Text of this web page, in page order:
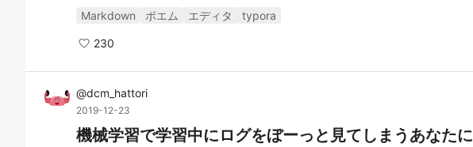
Markdown ポエム エディタ typora
230
@dcm_hattori
2019-12-23
機械学習で学習中にログをぼーっと見てしまうあなたに 〜 LightGBMで筋ト